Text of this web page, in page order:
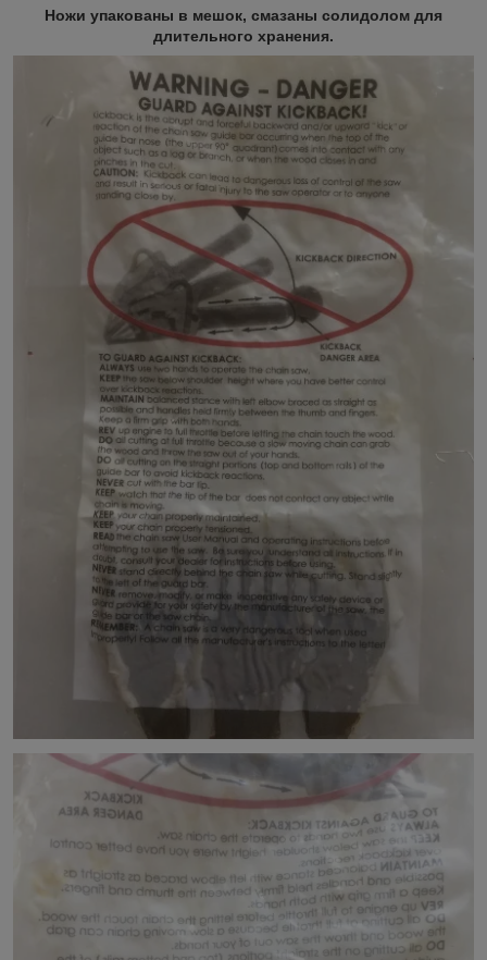
Ножи упакованы в мешок, смазаны солидолом для
длительного хранения.